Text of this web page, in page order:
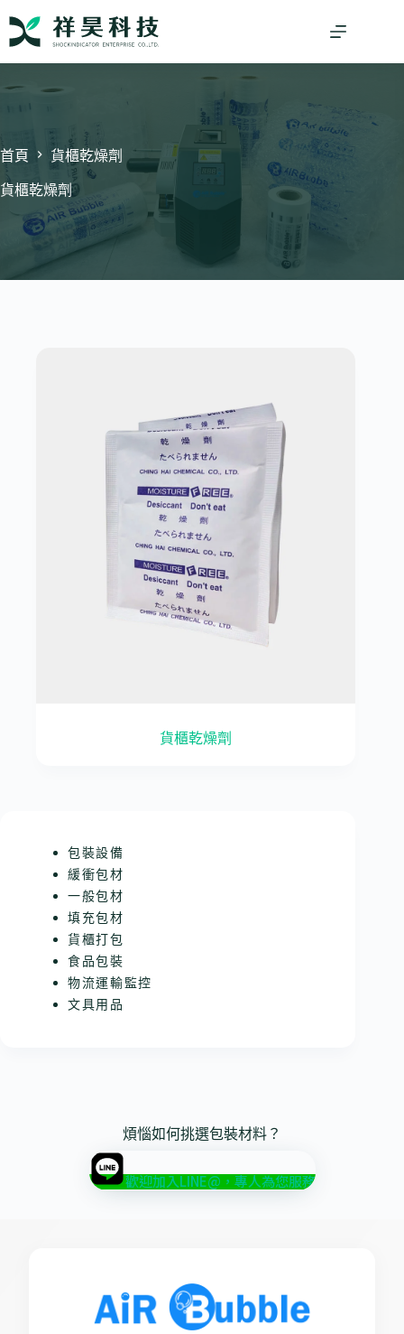
首頁 貨櫃乾燥劑
貨櫃乾燥劑
貨櫃乾燥劑
包裝設備
緩衝包材
一般包材
填充包材
貨櫃打包
食品包裝
物流運輸監控
文具用品
煩惱如何挑選包裝材料？
歡迎加入LINE@，專人為您服務